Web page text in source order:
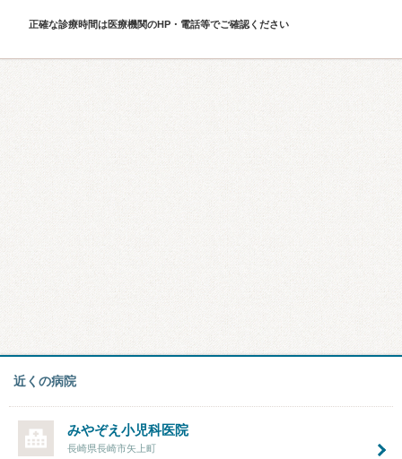
正確な診療時間は医療機関のHP・電話等でご確認ください
近くの病院
みやぞえ小児科医院
長崎県長崎市矢上町